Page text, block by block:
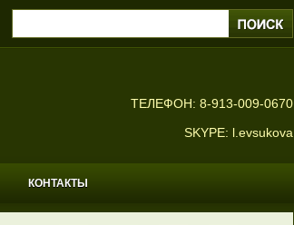
ТЕЛЕФОН: 8-913-009-0670
SKYPE: l.evsukova
КОНТАКТЫ